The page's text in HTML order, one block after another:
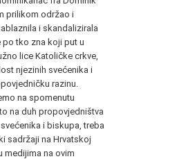
prilikom održao i
i skandalizirala
tko zna koji put u
lice Katoličke crkve,
njezinih svećenika i
razinu.
na spomenutu
na duh propovjedništva
i biskupa, treba
sadržaji na Hrvatskoj
medijima na ovim